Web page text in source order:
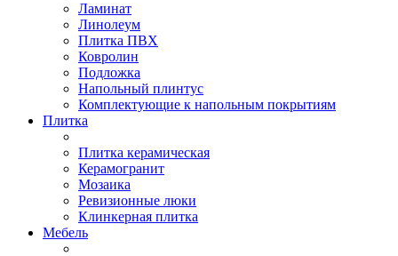
Ламинат
Линолеум
Плитка ПВХ
Ковролин
Подложка
Напольный плинтус
Комплектующие к напольным покрытиям
Плитка
Плитка керамическая
Керамогранит
Мозаика
Ревизионные люки
Клинкерная плитка
Мебель